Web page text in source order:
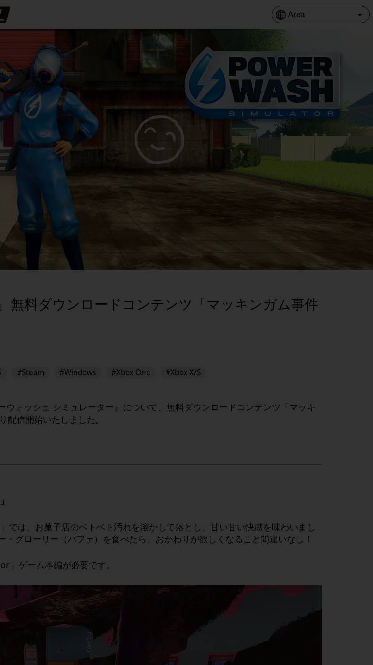
無料ダウンロードコンテンツ「マッキンガム事件
#Steam #Windows #Xbox One #Xbox X/S
ォッシュ シミュレーター』について、無料ダウンロードコンテンツ「マッキ
信開始いたしました。
では、お菓子店のベトベト汚れを溶かして落とし、甘い甘い快感を味わいまし
グローリー（パフェ）を食べたら、おかわりが欲しくなること間違いなし！
ゲーム本編が必要です。